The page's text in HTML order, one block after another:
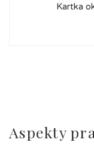
Kartka
Aspekty